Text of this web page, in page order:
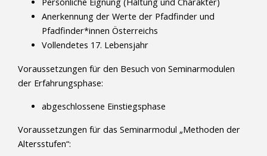
Persönliche Eignung (Haltung und Charakter)
Anerkennung der Werte der Pfadfinder und
Pfadfinder*innen Österreichs
Vollendetes 17. Lebensjahr
Voraussetzungen für den Besuch von Seminarmodulen
der Erfahrungsphase:
abgeschlossene Einstiegsphase
Voraussetzungen für das Seminarmodul „Methoden der
Altersstufen“: